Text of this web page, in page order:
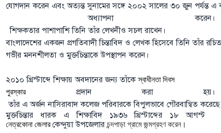
যোগদান করেন এবং অত্যন্ত সুনামের সঙ্গে ২০০২ সালের ৩০ জুন পর্যন্ত এ
অধ্যাপনা
করেন।
শিক্ষকতার পাশাপাশি তিনি তাঁর লেখনীও সচল রাখেন।
বাংলাদেশের একজন প্রগতিবাদী চিন্তাবিদ ও লেখক হিসেবে তিনি তাঁর রচিত
গভীরমননশীলতা ও মুক্তচিন্তাকে উপস্থাপন করেন।
২০১০ খ্রিস্টাব্দে শিক্ষায় অবদানের জন্য তাঁকে স্বাধীনতা দিবস
পুরস্কার
প্রদান করা
হয়।
তাঁর এ অর্জননাসিরাবাদ কলেজ পরিবারকে বিপুলভাবে গৌরবান্বিত
মুক্তচিন্তার ধারক এ শিক্ষাবিদ ১৯৩৬
খ্রিস্টাব্দের ১৮ আগস্ট
নেত্রকোনা জেলার কেন্দুয়াউপজেলারচন্দপাড়া গ্রামে জন্মগ্রহণ করেন।